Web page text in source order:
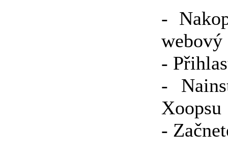
-
webový
-
-
Xoopsu
-